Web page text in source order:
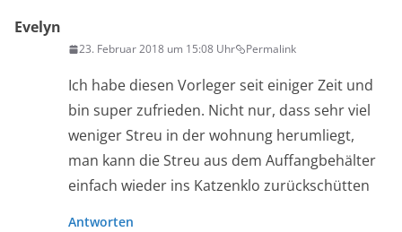
Evelyn
23. Februar 2018 um 15:08 Uhr Permalink
Ich habe diesen Vorleger seit einiger Zeit und
bin super zufrieden. Nicht nur, dass sehr viel
weniger Streu in der wohnung herumliegt,
man kann die Streu aus dem Auffangbehälter
einfach wieder ins Katzenklo zurückschütten
Antworten